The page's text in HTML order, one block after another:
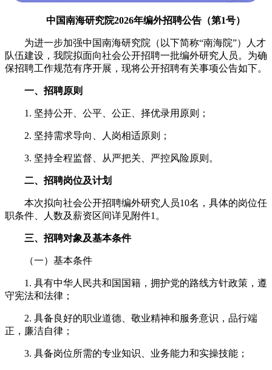
中国南海研究院2026年编外招聘公告（第1号）
为进一步加强中国南海研究院（以下简称“南海院”）人才
队伍建设，我院拟面向社会公开招聘一批编外研究人员。为确
保招聘工作规范有序开展，现将公开招聘有关事项公告如下。
一、招聘原则
1. 坚持公开、公平、公正、择优录用原则；
2. 坚持需求导向、人岗相适原则；
3. 坚持全程监督、从严把关、严控风险原则。
二、招聘岗位及计划
本次拟向社会公开招聘编外研究人员10名，具体的岗位任
职条件、人数及薪资区间详见附件1。
三、招聘对象及基本条件
（一）基本条件
1. 具有中华人民共和国国籍，拥护党的路线方针政策，遵
守宪法和法律；
2. 具备良好的职业道德、敬业精神和服务意识，品行端
正，廉洁自律；
3. 具备岗位所需的专业知识、业务能力和实操技能；